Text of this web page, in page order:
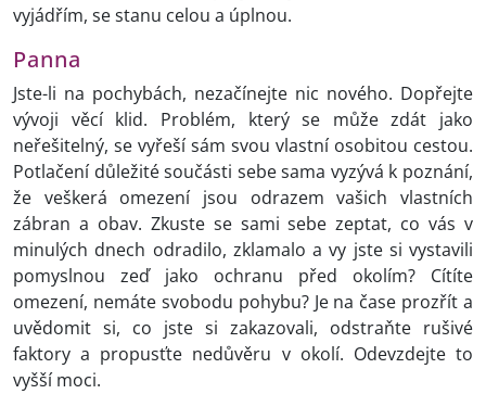
vyjádřím, se stanu celou a úplnou.
Panna
Jste-li na pochybách, nezačínejte nic nového. Dopřejte
vývoji věcí klid. Problém, který se může zdát jako
neřešitelný, se vyřeší sám svou vlastní osobitou cestou.
Potlačení důležité součásti sebe sama vyzývá k poznání,
že veškerá omezení jsou odrazem vašich vlastních
zábran a obav. Zkuste se sami sebe zeptat, co vás v
minulých dnech odradilo, zklamalo a vy jste si vystavili
pomyslnou zeď jako ochranu před okolím? Cítíte
omezení, nemáte svobodu pohybu? Je na čase prozřít a
uvědomit si, co jste si zakazovali, odstraňte rušivé
faktory a propusťte nedůvěru v okolí. Odevzdejte to
vyšší moci.